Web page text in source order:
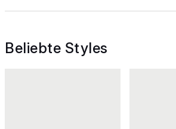
Beliebte Styles